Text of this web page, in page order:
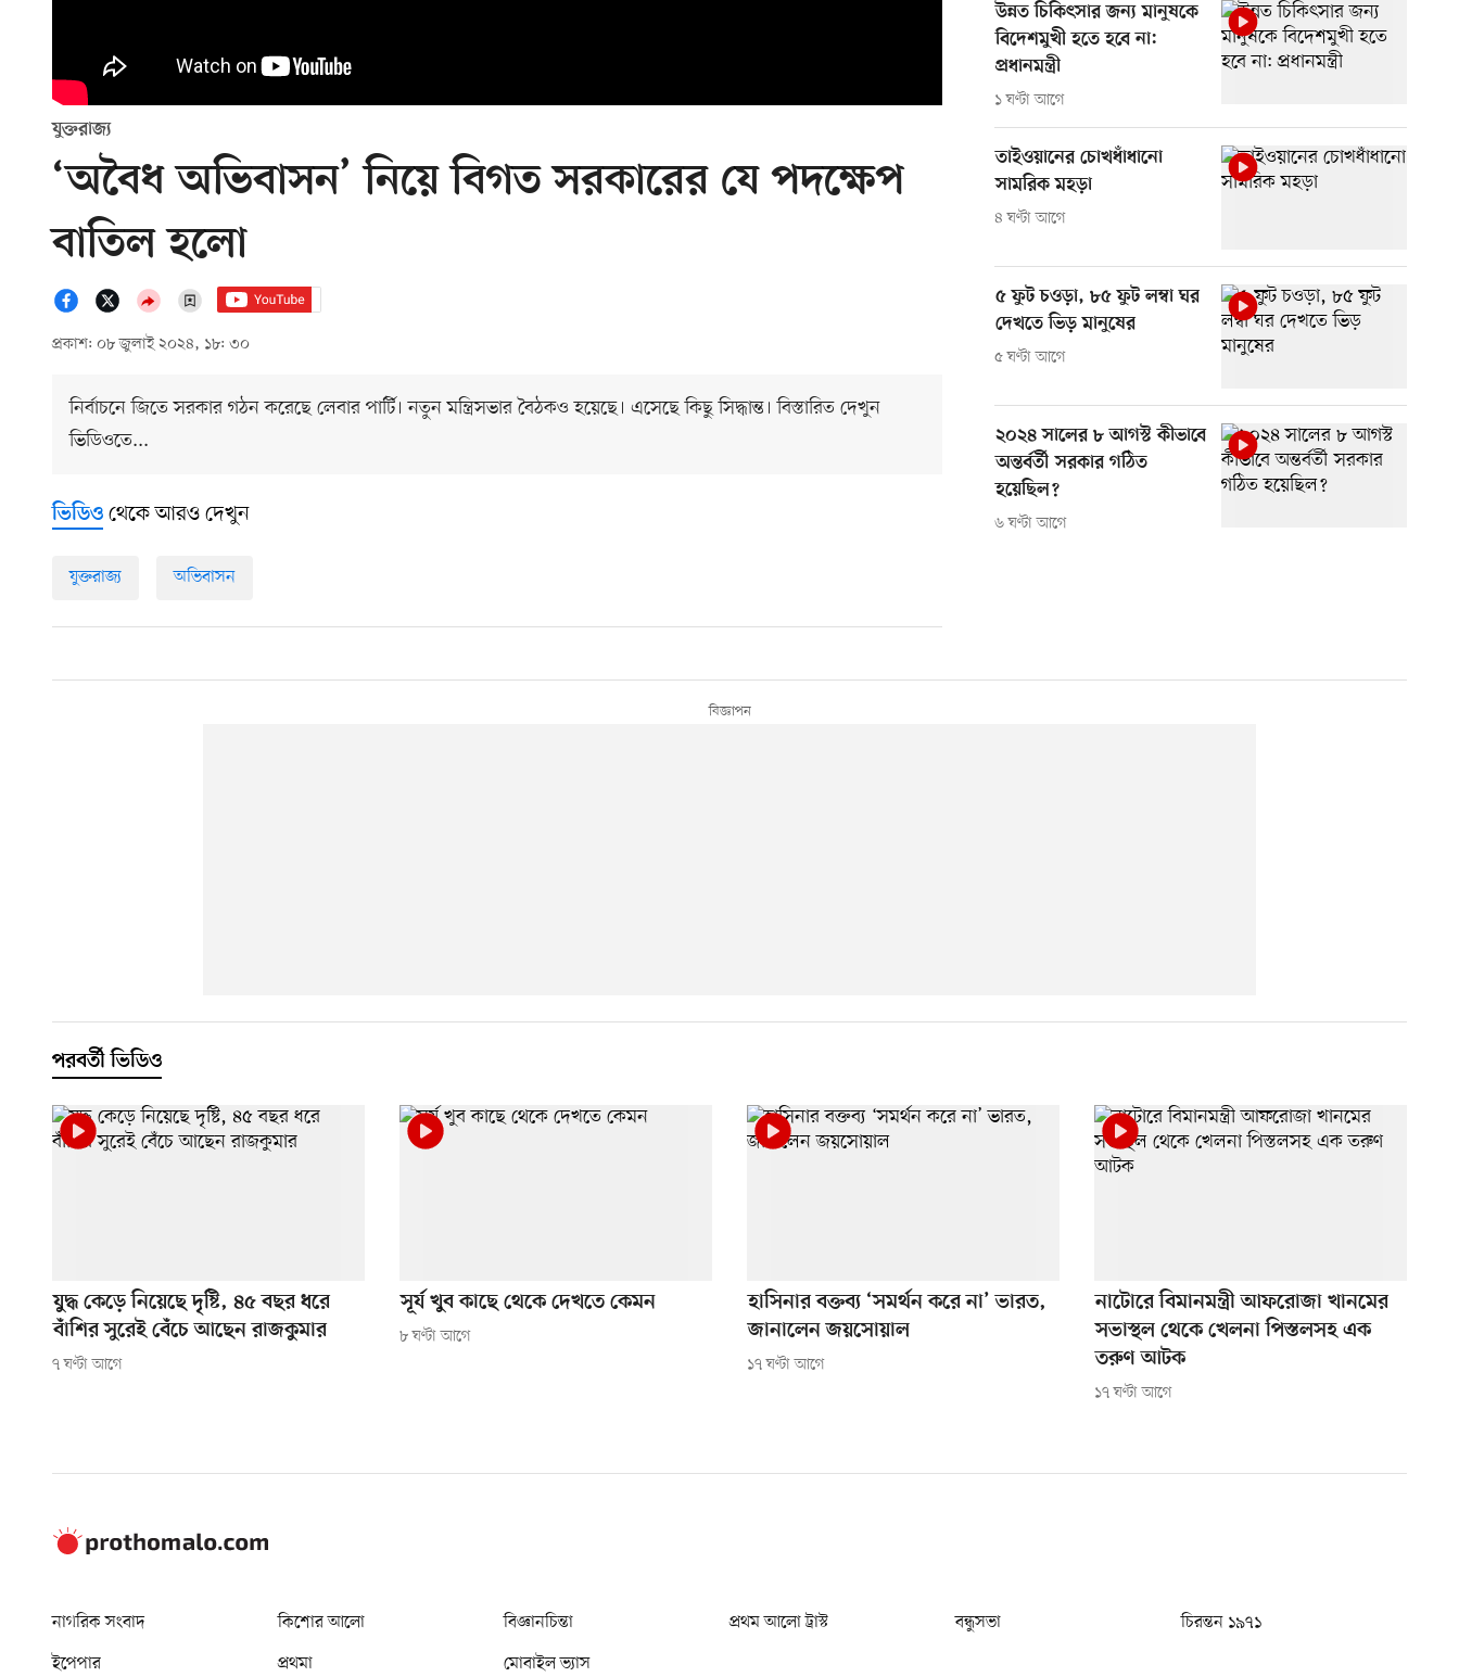
যুক্তরাজ্য
‘অবৈধ অভিবাসন’ নিয়ে বিগত সরকারের যে পদক্ষেপ
বাতিল হলো
প্রকাশ: ০৮ জুলাই ২০২৪, ১৮: ৩০
নির্বাচনে জিতে সরকার গঠন করেছে লেবার পার্টি। নতুন মন্ত্রিসভার বৈঠকও হয়েছে। এসেছে কিছু সিদ্ধান্ত। বিস্তারিত দেখুন
ভিডিওতে...
উন্নত চিকিৎসার জন্য মানুষকে
বিদেশমুখী হতে হবে না:
প্রধানমন্ত্রী
১ ঘণ্টা আগে
তাইওয়ানের চোখধাঁধানো
সামরিক মহড়া
৪ ঘণ্টা আগে
৫ ফুট চওড়া, ৮৫ ফুট লম্বা ঘর
দেখতে ভিড় মানুষের
৫ ঘণ্টা আগে
২০২৪ সালের ৮ আগস্ট কীভাবে
অন্তর্বর্তী সরকার গঠিত
হয়েছিল?
৬ ঘণ্টা আগে
ভিডিও থেকে আরও দেখুন
যুক্তরাজ্য অভিবাসন
পরবর্তী ভিডিও
যুদ্ধ কেড়ে নিয়েছে দৃষ্টি, ৪৫ বছর ধরে
বাঁশির সুরেই বেঁচে আছেন রাজকুমার
৭ ঘণ্টা আগে
সূর্য খুব কাছে থেকে দেখতে কেমন
৮ ঘণ্টা আগে
হাসিনার বক্তব্য ‘সমর্থন করে না’ ভারত,
জানালেন জয়সোয়াল
১৭ ঘণ্টা আগে
নাটোরে বিমানমন্ত্রী আফরোজা খানমের
সভাস্থল থেকে খেলনা পিস্তলসহ এক
তরুণ আটক
১৭ ঘণ্টা আগে
নাগরিক সংবাদ কিশোর আলো বিজ্ঞানচিন্তা প্রথম আলো ট্রাস্ট বন্ধুসভা
চিরন্তন ১৯৭১
ইপেপার
প্রথমা মোবাইল ভ্যাস